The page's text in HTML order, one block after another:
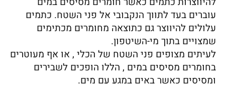
עוברים בעד לתווך הנקבובי אל פני השטח. כתמים
עלולים להיווצר גם כתוצאה מחומרים מכתימים
שמצויים בתוך מי-השיטפון.
לעיתים מצופים פני השטח של הכלי , או אף מעוטרים
בחומרים מסיסים במים , הללו הופכים לשבירים
ומסיסים כאשר באים במגע עם מים.